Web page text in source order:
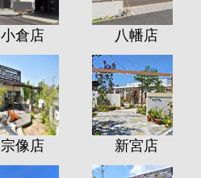
小倉店 八幡店
宗像店 新宮店